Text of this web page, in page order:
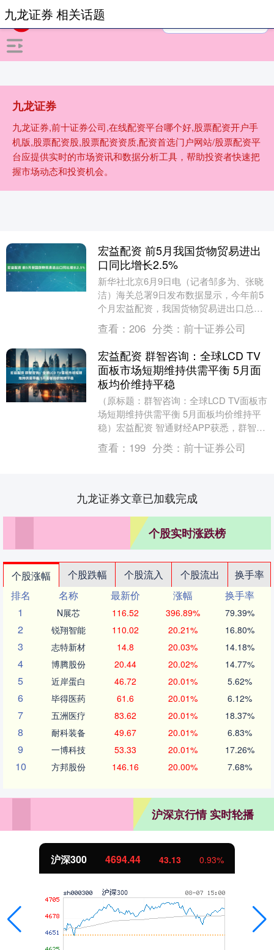
九龙证券
九龙证券,前十证券公司,在线配资平台哪个好,股票配资开户手
机版,股票配资股,股票配资资质,配资首选门户网站/股票配资平
台应提供实时的市场资讯和数据分析工具，帮助投资者快速把
握市场动态和投资机会。
九龙证券 相关话题
宏益配资 前5月我国货物贸易进出
口同比增长2.5%
新华社北京6月9日电（记者邹多为、张晓
洁）海关总署9日发布数据显示，今年前5
个月宏益配资，我国货物贸易进出口总值
17.94万亿元，同比增长2.5%，增速较前4
个....
查看： 206 分类： 前十证券公司
宏益配资 群智咨询：全球LCD TV
面板市场短期维持供需平衡 5月面
板均价维持平稳
（原标题：群智咨询：全球LCD TV面板市
场短期维持供需平衡 5月面板均价维持平
稳）宏益配资 智通财经APP获悉，群智咨
询发布2025年5月TV面板价格风向标(....
查看： 199 分类： 前十证券公司
九龙证券文章已加载完成
个股实时涨跌榜
个股涨幅 个股跌幅 个股流入 个股流出
换手率
排名
名称 最新价 涨幅
换手率
1
N展芯 116.52 396.89% 79.39%
2 锐翔智能 110.02 20.21% 16.80%
3 志特新材 14.8 20.03% 14.18%
4 博腾股份 20.44 20.02% 14.77%
5 近岸蛋白 46.72 20.01% 5.62%
6 毕得医药 61.6 20.01% 6.12%
7 五洲医疗 83.62 20.01% 18.37%
8 耐科装备 49.67 20.01% 6.83%
9 一博科技 53.33 20.01% 17.26%
10 方邦股份 146.16 20.00% 7.68%
沪深京行情 实时轮播
沪深300 4694.44 43.13 0.93%